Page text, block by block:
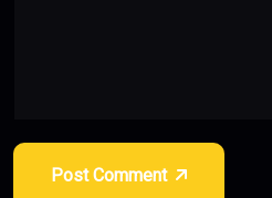
Post Comment